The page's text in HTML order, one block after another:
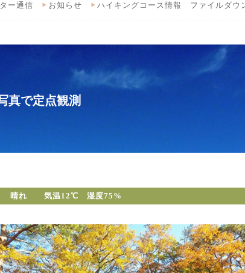
ハイキングコース情報 ファイルダウ
お知らせ
ー通信
真で定点観測
晴れ 気温12℃ 湿度75%